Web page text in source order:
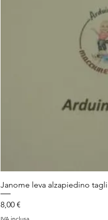
Janome leva alzapiedino
Prezzo
8,00 €